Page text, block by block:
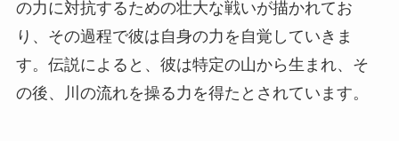
り、その過程で彼は自身の力を自覚していきま
す。伝説によると、彼は特定の山から生まれ、そ
の後、川の流れを操る力を得たとされています。